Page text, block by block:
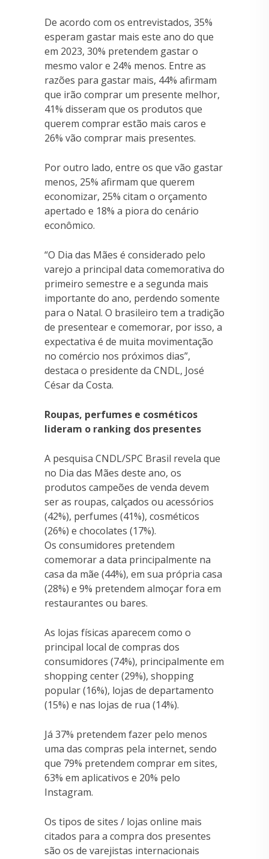
De acordo com os entrevistados, 35%
esperam gastar mais este ano do que
em 2023, 30% pretendem gastar o
mesmo valor e 24% menos. Entre as
razões para gastar mais, 44% afirmam
que irão comprar um presente melhor,
41% disseram que os produtos que
querem comprar estão mais caros e
26% vão comprar mais presentes.
Por outro lado, entre os que vão gastar
menos, 25% afirmam que querem
economizar, 25% citam o orçamento
apertado e 18% a piora do cenário
econômico.
“O Dia das Mães é considerado pelo
varejo a principal data comemorativa do
primeiro semestre e a segunda mais
importante do ano, perdendo somente
para o Natal. O brasileiro tem a tradição
de presentear e comemorar, por isso, a
expectativa é de muita movimentação
no comércio nos próximos dias”,
destaca o presidente da CNDL, José
César da Costa.
Roupas, perfumes e cosméticos
lideram o ranking dos presentes
A pesquisa CNDL/SPC Brasil revela que
no Dia das Mães deste ano, os
produtos campeões de venda devem
ser as roupas, calçados ou acessórios
(42%), perfumes (41%), cosméticos
(26%) e chocolates (17%).
Os consumidores pretendem
comemorar a data principalmente na
casa da mãe (44%), em sua própria casa
(28%) e 9% pretendem almoçar fora em
restaurantes ou bares.
As lojas físicas aparecem como o
principal local de compras dos
consumidores (74%), principalmente em
shopping center (29%), shopping
popular (16%), lojas de departamento
(15%) e nas lojas de rua (14%).
Já 37% pretendem fazer pelo menos
uma das compras pela internet, sendo
que 79% pretendem comprar em sites,
63% em aplicativos e 20% pelo
Instagram.
Os tipos de sites / lojas online mais
citados para a compra dos presentes
são os de varejistas internacionais